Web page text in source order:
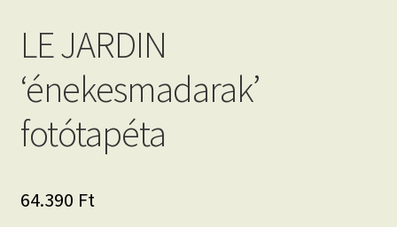
LE JARDIN
‘énekesmadarak’
fotótapéta
64.390 Ft